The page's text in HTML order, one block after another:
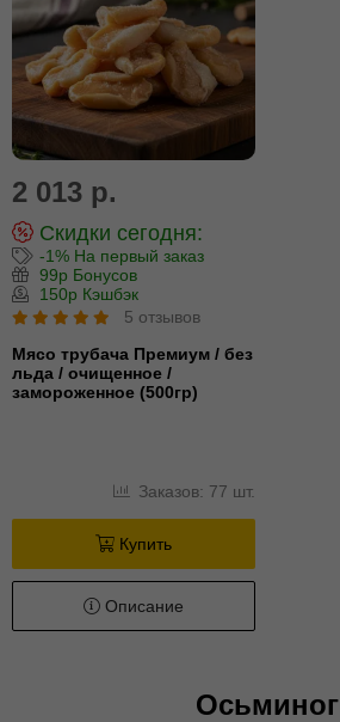
2 013 р.
Скидки сегодня:
-1% На первый заказ
99р Бонусов
150р Кэшбэк
5 отзывов
Мясо трубача Премиум / без
льда / очищенное /
замороженное (500гр)
Заказов: 77 шт.
Купить
Описание
Осьминог